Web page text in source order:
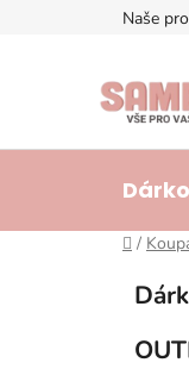
Naše
Domů
/
Přeskočit
kategorie